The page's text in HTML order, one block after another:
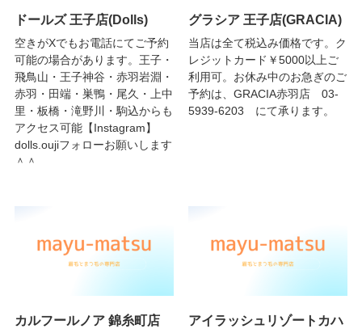
ドールズ 王子店(Dolls)
空きがXでもお電話にてご予約
可能の場合があります。王子・
飛鳥山・王子神谷・赤羽岩淵・
赤羽・田端・巣鴨・尾久・上中
里・板橋・滝野川・駒込からも
アクセス可能【Instagram】
dolls.oujiフォローお願いします
＾＾
グラシア 王子店(GRACIA)
当店は全て税込み価格です。ク
レジットカード￥5000以上ご
利用可。お休み中のお急ぎのご
予約は、GRACIA赤羽店 03-
5939-6203 にて承ります。
カルフールノア 錦糸町店
アイラッシュリゾートカハ